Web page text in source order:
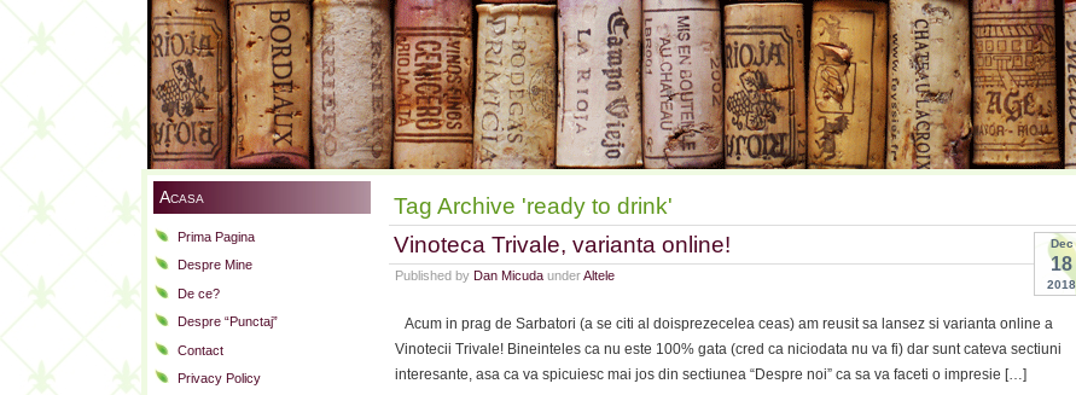
Acasa
Prima Pagina
Despre Mine
De ce?
Despre “Punctaj”
Contact
Privacy Policy
Tag Archive 'ready to drink'
Dec
18
2018
Vinoteca Trivale, varianta online!
Published by Dan Micuda underAltele
Acum in prag de Sarbatori (a se citi al doisprezecelea ceas) am reusit sa lansez si varianta online a
Vinotecii Trivale! Bineinteles ca nu este 100% gata (cred ca niciodata nu va fi) dar sunt cateva sectiuni
interesante, asa ca va spicuiesc mai jos din sectiunea “Despre noi” ca sa va faceti o impresie […]